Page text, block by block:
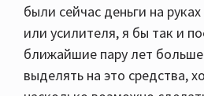
были сейчас деньги на
или усилителя, я бы так и
ближайшие пару лет
выделять на это средства,